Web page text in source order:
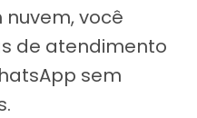
você
de atendimento
sem